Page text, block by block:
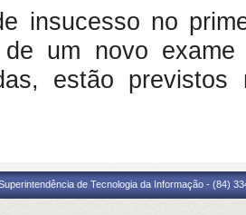
insucesso no
de um novo
estão
de Tecnologia da Informação - (84)